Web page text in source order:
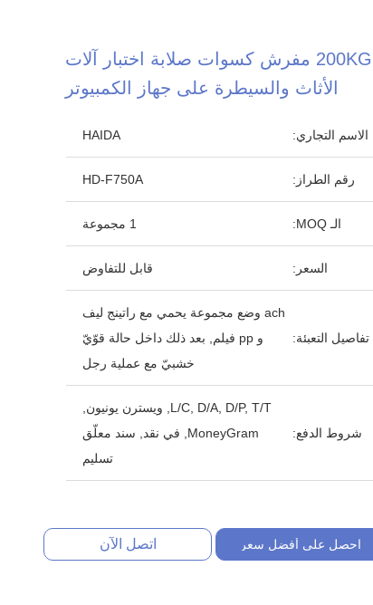
200KG مفرش كسوات صلابة اختبار آلات
الأثاث والسيطرة على جهاز الكمبيوتر
الاسم التجاري: HAIDA
رقم الطراز: HD-F750A
الـ MOQ: 1 مجموعة
السعر: قابل للتفاوض
تفاصيل التعبئة:
ach وضع مجموعة يحمي مع راتينج ليف
و pp فيلم, بعد ذلك داخل حالة قوّيّ
خشبيّ مع عملية رجل
شروط الدفع:
L/C, D/A, D/P, T/T, ويسترن يونيون,
MoneyGram, في نقد, سند معلّق
تسليم
احصل على أفضل سعر اتصل الآن